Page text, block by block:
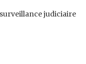
surveillance judiciaire